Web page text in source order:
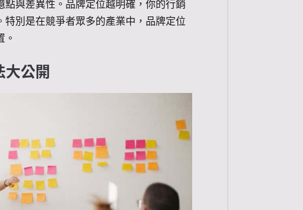
與差異性。品牌定位越明確，你的行銷
別是在競爭者眾多的產業中，品牌定位
公開